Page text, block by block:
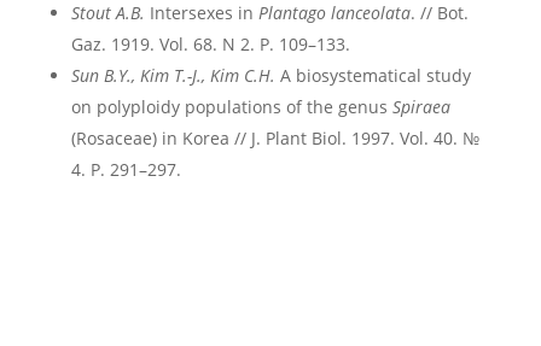
Stout A.B. Intersexes in Plantago lanceolata. // Bot.
Gaz. 1919. Vol. 68. N 2. P. 109–133.
Sun B.Y., Kim T.-J., Kim C.H. A biosystematical study
on polyploidy populations of the genus Spiraea
(Rosaceae) in Korea // J. Plant Biol. 1997. Vol. 40. №
4. P. 291–297.